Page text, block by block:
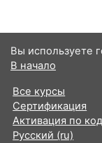
Вы используете
В начало
Все курсы
Сертификация
Активация по
Русский ‎(ru)‎